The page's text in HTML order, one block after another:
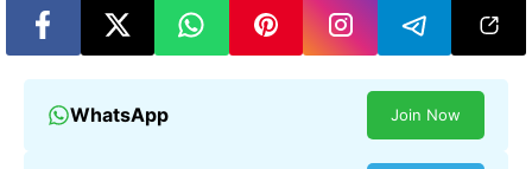
WhatsApp Join Now